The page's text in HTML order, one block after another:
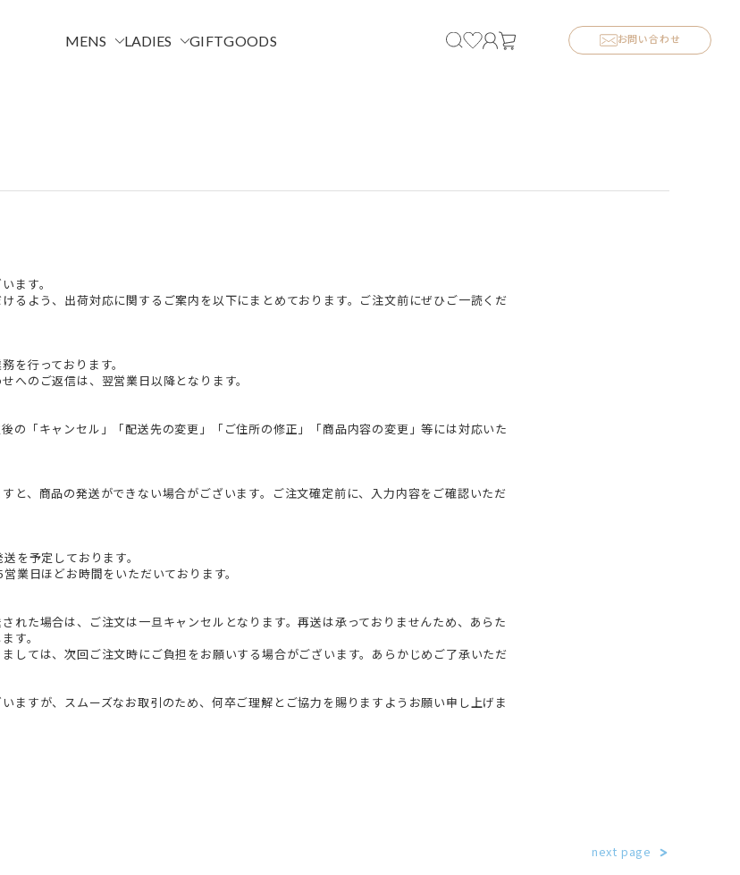
お問い合わせ
MENS LADIES GIFTGOODS
ます。
るよう、出荷対応に関するご案内を以下にまとめております。ご注文前にぜひご一読くだ
を行っております。
へのご返信は、翌営業日以降となります。
の「キャンセル」「配送先の変更」「ご住所の修正」「商品内容の変更」等には対応いた
と、商品の発送ができない場合がございます。ご注文確定前に、入力内容をご確認いただ
を予定しております。
業日ほどお時間をいただいております。
れた場合は、ご注文は一旦キャンセルとなります。再送は承っておりませんため、あらた
す。
しては、次回ご注文時にご負担をお願いする場合がございます。あらかじめご了承いただ
ますが、スムーズなお取引のため、何卒ご理解とご協力を賜りますようお願い申し上げま
next page